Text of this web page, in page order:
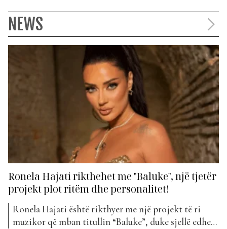
NEWS
Ronela Hajati rikthehet me "Baluke", një tjetër
projekt plot ritëm dhe personalitet!
Ronela Hajati është rikthyer me një projekt të ri
muzikor që mban titullin “Baluke”, duke sjellë edhe